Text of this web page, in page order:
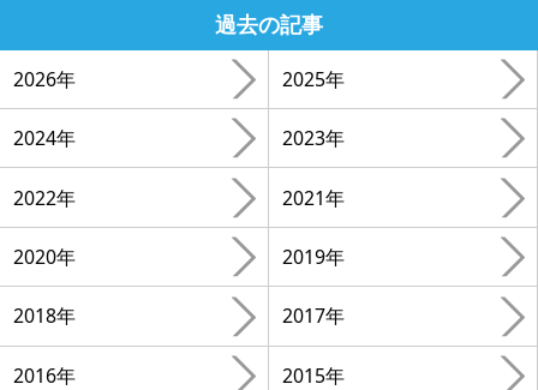
過去の記事
2026年 2025年
2024年 2023年
2022年 2021年
2020年 2019年
2018年 2017年
2016年 2015年